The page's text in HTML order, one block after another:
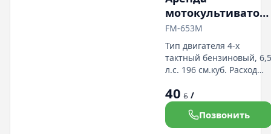
мотокультиватор
FERMER FM-653M
FM-653M
Тип двигателя 4-х
тактный бензиновый, 6,5
л.с. 196 см.куб. Расход
обработки до 1000 мм
Глубина обработки до
300 мм Количество
передач : вперед 2,
40 BYN /
Позвонить